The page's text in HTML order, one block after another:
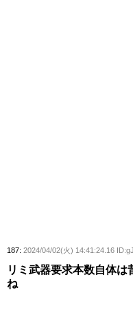
187: 2024/04/02(火) 14:41:24.16
リミ武器要求本数自体
ね